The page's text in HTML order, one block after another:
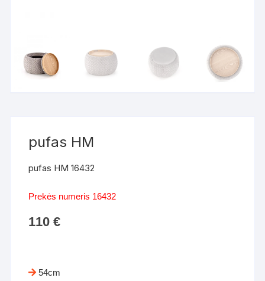
pufas HM
pufas HM 16432
Prekės numeris 16432
110€
54cm